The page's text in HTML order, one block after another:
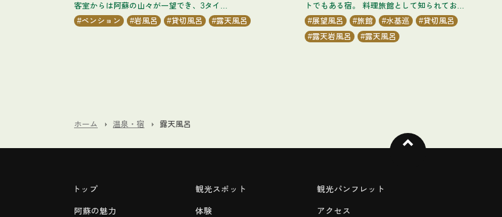
客室からは阿蘇の山々が一望でき、3タイ...
ペンション
岩風呂 貸切風呂 露天風呂
トでもある宿。 料理旅館として知られてお...
展望風呂
旅館 水基巡
貸切風呂
露天岩風呂
露天風呂
ホーム 温泉・宿 露天風呂
トップ
阿蘇の魅力
観光スポット
体験
観光パンフレット
アクセス